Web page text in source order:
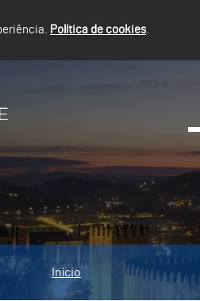
Política de cookies.
Início